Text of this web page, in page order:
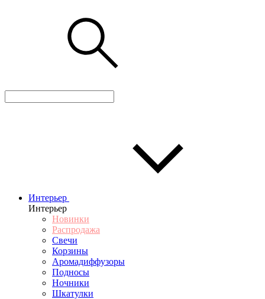
Интерьер
Интерьер
Новинки
Распродажа
Свечи
Корзины
Аромадиффузоры
Подносы
Ночники
Шкатулки